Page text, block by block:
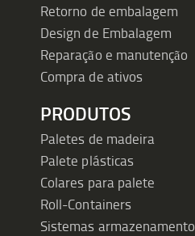
Retorno de embalagem
Design de Embalagem
Reparação e manutenção
Compra de ativos
PRODUTOS
Paletes de madeira
Palete plásticas
Colares para palete
Roll-Containers
Sistemas armazenamento